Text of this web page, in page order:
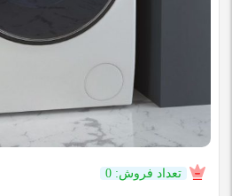
تعداد فروش: 0